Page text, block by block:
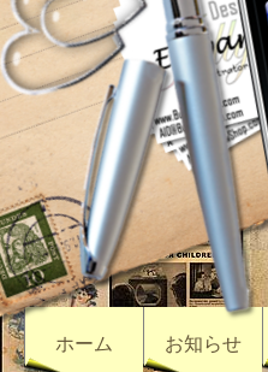
ホーム お知らせ